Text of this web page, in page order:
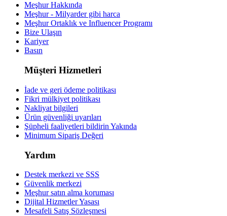
Meşhur Hakkında
Meşhur - Milyarder gibi harca
Meşhur Ortaklık ve Influencer Programı
Bize Ulaşın
Kariyer
Basın
Müşteri Hizmetleri
İade ve geri ödeme politikası
Fikri mülkiyet politikası
Nakliyat bilgileri
Ürün güvenliği uyarıları
Şüpheli faaliyetleri bildirin Yakında
Minimum Sipariş Değeri
Yardım
Destek merkezi ve SSS
Güvenlik merkezi
Meşhur satın alma koruması
Dijital Hizmetler Yasası
Mesafeli Satış Sözleşmesi